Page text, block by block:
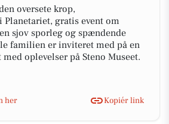
oversete krop,
Planetariet, gratis event om
sjov sporleg og spændende
familien er inviteret med på en
oplevelser på Steno Museet.
her
Kopiér link